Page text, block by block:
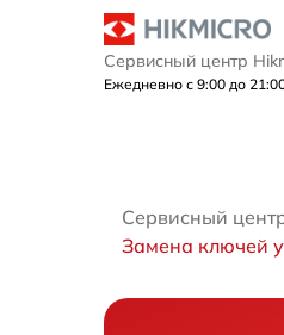
Сервисный центр
Ежедневно с 9:00 до
Сервисный
Замена ключей